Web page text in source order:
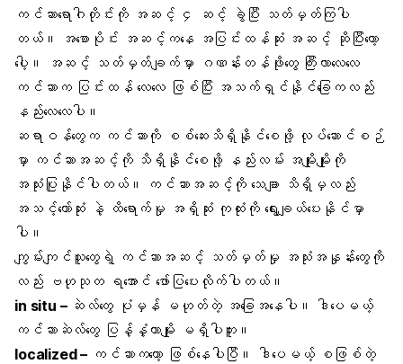
ကင်ဆာရောဂါတိုင်းကို အဆင့် ၄ ဆင့် ခွဲပြီး သတ်မှတ်ကြပါ
တယ်။ အစောပိုင်း အဆင့်ကနေ အပြင်းထန်ဆုံး အဆင့် ဆိုပြီးတော့
ပေါ့။ အဆင့် သတ်မှတ်ချက်မှာ ဂဏန်းတန်ဖိုးတွေ ကြီးလာလေလေ
ကင်ဆာက ပြင်းထန် လေလေ ဖြစ်ပြီး အသက်ရှင်နိုင်ခြေကလည်း
နည်းလေလေပါ။
ဆရာဝန်တွေက ကင်ဆာကို စစ်ဆေးသိရှိနိုင်စေဖို့ လုပ်ဆောင်စဉ်
မှာ ကင်ဆာအဆင့်ကို သိရှိနိုင်စေဖို့ နည်းလမ်း အမျိုးမျိုးကို
အသုံးပြုနိုင်ပါတယ်။ ကင်ဆာအဆင့်ကို သေချာ သိရှိမှလည်း
အသင့်တော်ဆုံး နဲ့ ထိရောက်မှု အရှိဆုံး ကုထုံးကို ရွေးချယ်ပေးနိုင်မှာ
ပါ။
ကျွမ်းကျင်သူတွေရဲ့ ကင်ဆာအဆင့် သတ်မှတ်မှု အသုံးအနှုန်းတွေကို
လည်း ဗဟုသုတ ရအောင် ဖော်ပြပေးလိုက်ပါတယ်။
in situ – ဆဲလ်တွေ ပုံမှန် မဟုတ်တဲ့ အခြေအနေပါ။ ဒါပေမယ့်
ကင်ဆာဆဲလ်တွေ ပြန့်နှံ့တာမျိုး မရှိပါဘူး။
localized– ကင်ဆာကတော့ ဖြစ်နေပါပြီ။ ဒါပေမယ့် စဖြစ်တဲ့